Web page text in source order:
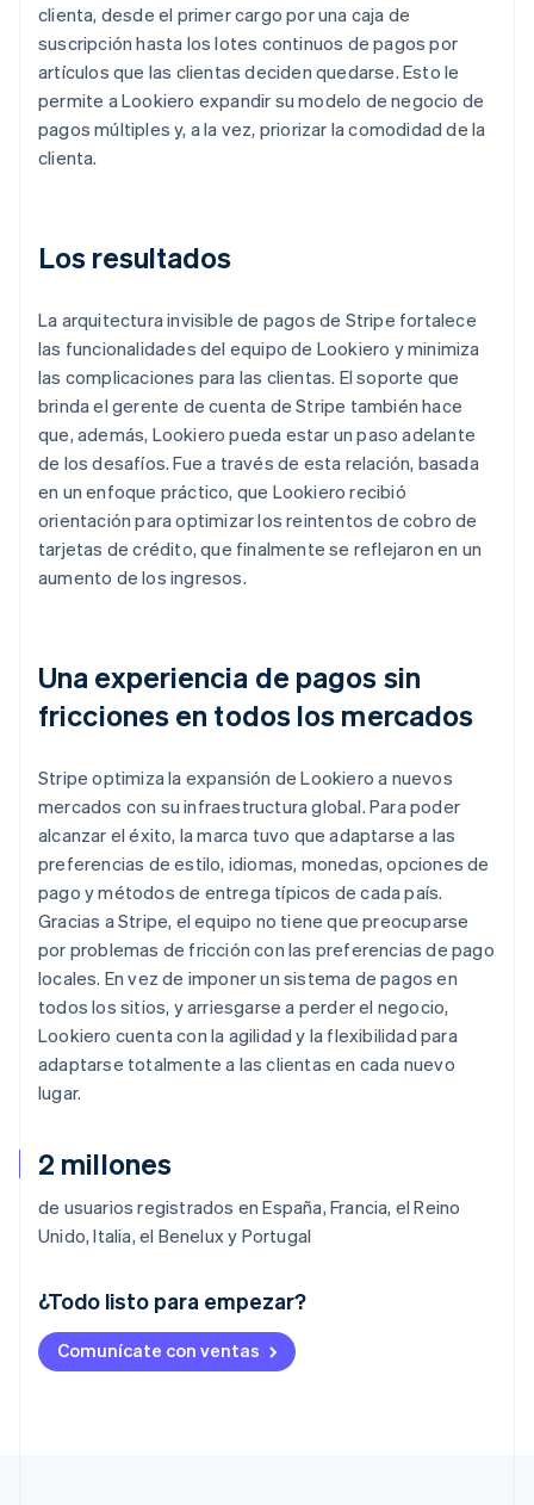
2 millones
de usuarios registrados en España, Francia, el Reino
Unido, Italia, el Benelux y Portugal
¿Todo listo para empezar?
Comunícate con ventas
clienta, desde el primer cargo por una caja de
suscripción hasta los lotes continuos de pagos por
artículos que las clientas deciden quedarse. Esto le
permite a Lookiero expandir su modelo de negocio de
pagos múltiples y, a la vez, priorizar la comodidad de la
clienta.
Los resultados
La arquitectura invisible de pagos de Stripe fortalece
las funcionalidades del equipo de Lookiero y minimiza
las complicaciones para las clientas. El soporte que
brinda el gerente de cuenta de Stripe también hace
que, además, Lookiero pueda estar un paso adelante
de los desafíos. Fue a través de esta relación, basada
en un enfoque práctico, que Lookiero recibió
orientación para optimizar los reintentos de cobro de
tarjetas de crédito, que finalmente se reflejaron en un
aumento de los ingresos.
Una experiencia de pagos sin
fricciones en todos los mercados
Stripe optimiza la expansión de Lookiero a nuevos
mercados con su infraestructura global. Para poder
alcanzar el éxito, la marca tuvo que adaptarse a las
preferencias de estilo, idiomas, monedas, opciones de
pago y métodos de entrega típicos de cada país.
Gracias a Stripe, el equipo no tiene que preocuparse
por problemas de fricción con las preferencias de pago
locales. En vez de imponer un sistema de pagos en
todos los sitios, y arriesgarse a perder el negocio,
Lookiero cuenta con la agilidad y la flexibilidad para
adaptarse totalmente a las clientas en cada nuevo
lugar.
Alemania
DeutschEnglish
Australia